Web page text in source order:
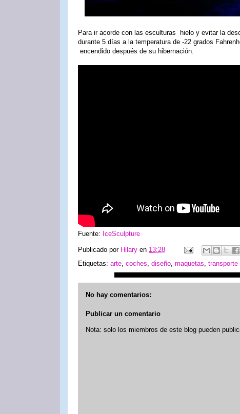
Para ir acorde con las esculturas hielo y evitar la
durante 5 días a la temperatura de -22 grados
encendido después de su hibernación.
Fuente: IceSculpture
Publicado por Hilary en 13:28
Etiquetas: arte, coches, diseño, maquetas, transporte
No hay comentarios:
Publicar un comentario
Nota: solo los miembros de este blog pueden